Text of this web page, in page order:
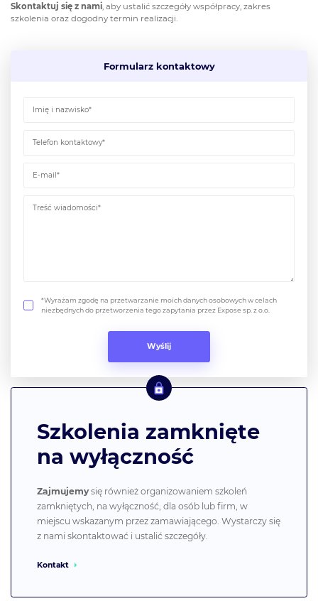
Skontaktuj się z nami , aby ustalić szczegóły współpracy, zakres
szkolenia oraz dogodny termin realizacji.
Formularz kontaktowy
*Wyrażam zgodę na przetwarzanie moich danych osobowych w celach
niezbędnych do przetworzenia tego zapytania przez Expose sp. z o.o.
Szkolenia zamknięte
na wyłączność
Zajmujemysię również organizowaniem szkoleń
zamkniętych, na wyłączność, dla osób lub firm, w
miejscu wskazanym przez zamawiającego. Wystarczy się
z nami skontaktować i ustalić szczegóły.
Kontakt